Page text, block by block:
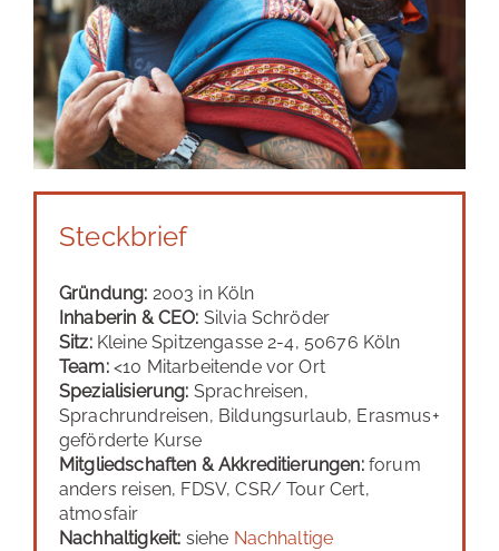
Steckbrief
Gründung: 2003 in Köln
Inhaberin & CEO: Silvia Schröder
Sitz:Kleine Spitzengasse 2-4, 50676 Köln
Team:<10 Mitarbeitende vor Ort
Spezialisierung: Sprachreisen,
Sprachrundreisen, Bildungsurlaub, Erasmus+
geförderte Kurse
Mitgliedschaften & Akkreditierungen:forum
anders reisen, FDSV, CSR/ Tour Cert,
atmosfair
Nachhaltigkeit: siehe Nachhaltige